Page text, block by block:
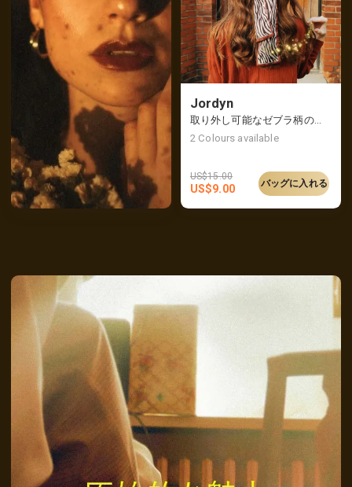
Jordyn
取り外し可能なゼブラ柄のスカーフが付いたシャーリングシュシュ
2 Colours available
US$15.00
US$9.00 バッグに入れる